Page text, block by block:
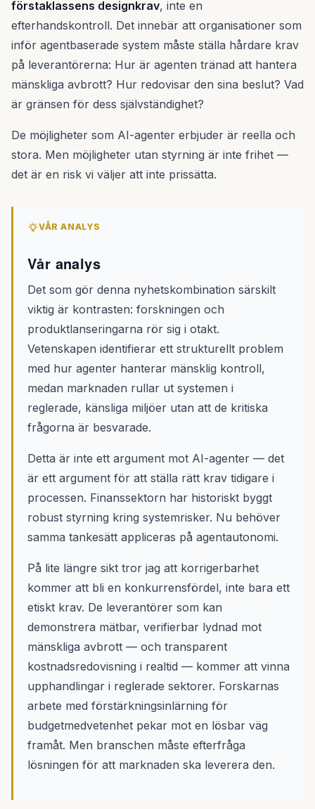
förstaklassens designkrav, inte en
efterhandskontroll. Det innebär att organisationer som
inför agentbaserade system måste ställa hårdare krav
på leverantörerna: Hur är agenten tränad att hantera
mänskliga avbrott? Hur redovisar den sina beslut? Vad
är gränsen för dess självständighet?
De möjligheter som AI-agenter erbjuder är reella och
stora. Men möjligheter utan styrning är inte frihet —
det är en risk vi väljer att inte prissätta.
VÅR ANALYS
Vår analys
Det som gör denna nyhetskombination särskilt
viktig är kontrasten: forskningen och
produktlanseringarna rör sig i otakt.
Vetenskapen identifierar ett strukturellt problem
med hur agenter hanterar mänsklig kontroll,
medan marknaden rullar ut systemen i
reglerade, känsliga miljöer utan att de kritiska
frågorna är besvarade.
Detta är inte ett argument mot AI-agenter — det
är ett argument för att ställa rätt krav tidigare i
processen. Finanssektorn har historiskt byggt
robust styrning kring systemrisker. Nu behöver
samma tankesätt appliceras på agentautonomi.
På lite längre sikt tror jag att korrigerbarhet
kommer att bli en konkurrensfördel, inte bara ett
etiskt krav. De leverantörer som kan
demonstrera mätbar, verifierbar lydnad mot
mänskliga avbrott — och transparent
kostnadsredovisning i realtid — kommer att vinna
upphandlingar i reglerade sektorer. Forskarnas
arbete med förstärkningsinlärning för
budgetmedvetenhet pekar mot en lösbar väg
framåt. Men branschen måste efterfråga
lösningen för att marknaden ska leverera den.